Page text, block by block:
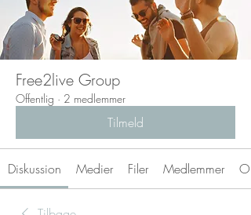
Free2live Group
Offentlig · 2 medlemmer
Tilmeld
Diskussion Medier Filer Medlemmer Om